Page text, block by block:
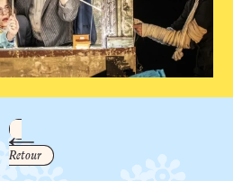
Retour
août à 14:00
ouvre 1h30 avant en salle Super et
août à 12:00
Magazine
Mixt
Maison des artistes
Pratiquer et participer
d'arts en Loire-